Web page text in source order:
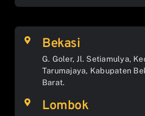
Bekasi
G. Goler, Jl. Setiamulya,
Tarumajaya, Kabupaten
Barat.
Lombok